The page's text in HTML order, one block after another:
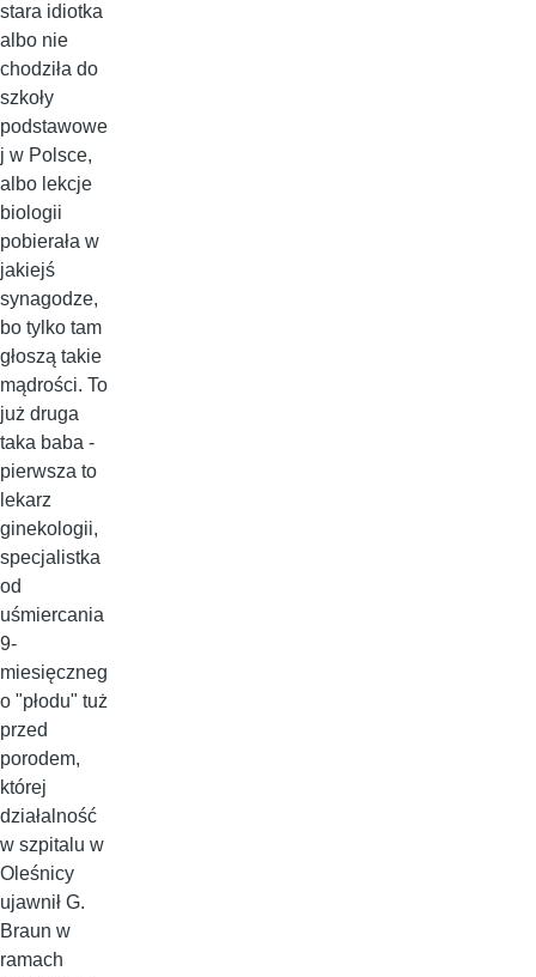
stara idiotka
albo nie
chodziła do
szkoły
podstawowe
j w Polsce,
albo lekcje
biologii
pobierała w
jakiejś
synagodze,
bo tylko tam
głoszą takie
mądrości. To
już druga
taka baba -
pierwsza to
lekarz
ginekologii,
specjalistka
od
uśmiercania
9-
miesięczneg
o "płodu" tuż
przed
porodem,
której
działalność
w szpitalu w
Oleśnicy
ujawnił G.
Braun w
ramach